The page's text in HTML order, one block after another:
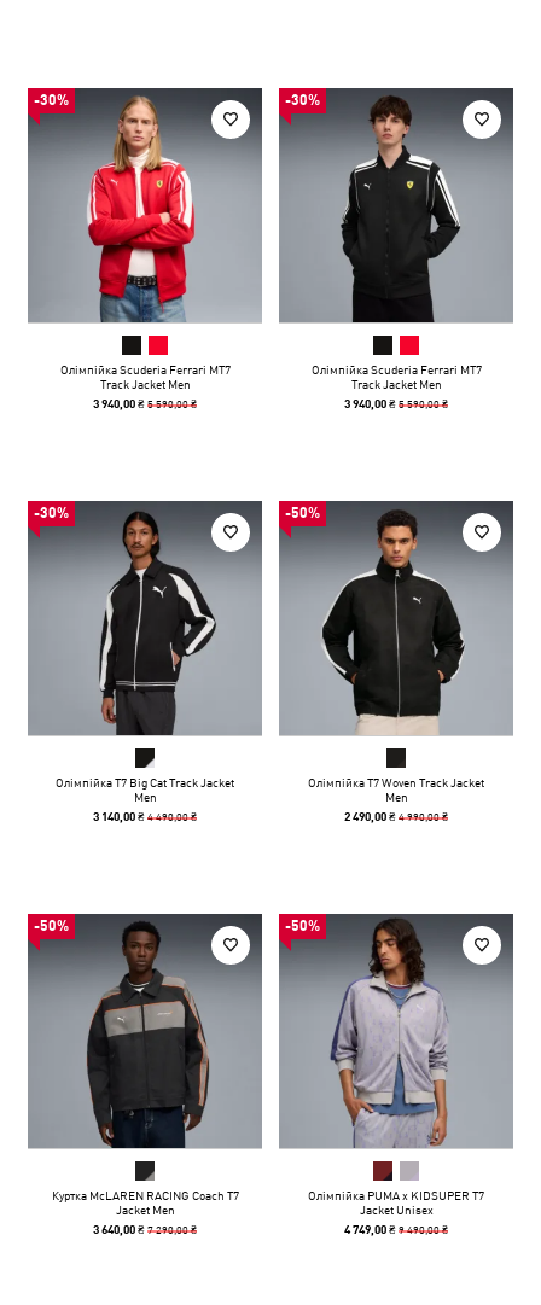
-30%
Олімпійка Scuderia Ferrari MT7
Track Jacket Men
3 940,00 ₴5 590,00 ₴
-30%
Олімпійка Scuderia Ferrari MT7
Track Jacket Men
3 940,00 ₴5 590,00 ₴
-30%
Олімпійка T7 Big Cat Track Jacket
Men
3 140,00 ₴4 490,00 ₴
-50%
Олімпійка T7 Woven Track Jacket
Men
2 490,00 ₴4 990,00 ₴
-50%
Куртка McLAREN RACING Coach T7
Jacket Men
3 640,00 ₴7 290,00 ₴
-50%
Олімпійка PUMA x KIDSUPER T7
Jacket Unisex
4 749,00 ₴9 490,00 ₴